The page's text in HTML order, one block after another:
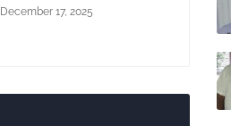
December 17, 2025